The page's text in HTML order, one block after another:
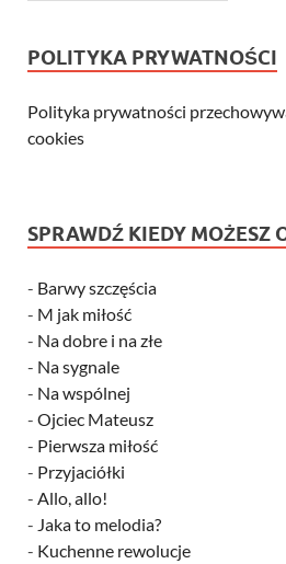
POLITYKA PRYWATNOŚCI
Polityka prywatności
cookies
SPRAWDŹ KIEDY MOŻESZ
- Barwy szczęścia
- M jak miłość
- Na dobre i na złe
- Na sygnale
- Na wspólnej
- Ojciec Mateusz
- Pierwsza miłość
- Przyjaciółki
- Allo, allo!
- Jaka to melodia?
- Kuchenne rewolucje